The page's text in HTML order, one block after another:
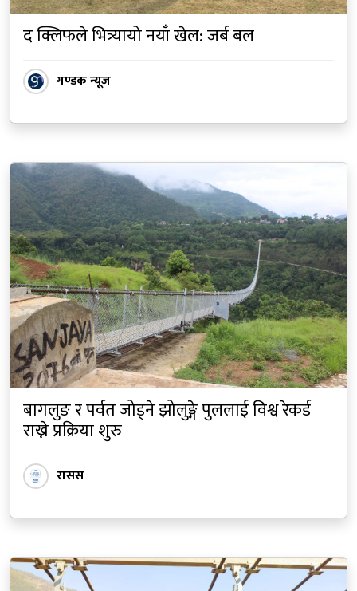
द क्लिफले भित्र्यायो नयाँ खेल: जर्ब बल
गण्डक न्यूज
बागलुङ र पर्वत जोड्ने झोलुङ्गे पुललाई विश्व रेकर्ड
राख्ने प्रक्रिया शुरु
रासस